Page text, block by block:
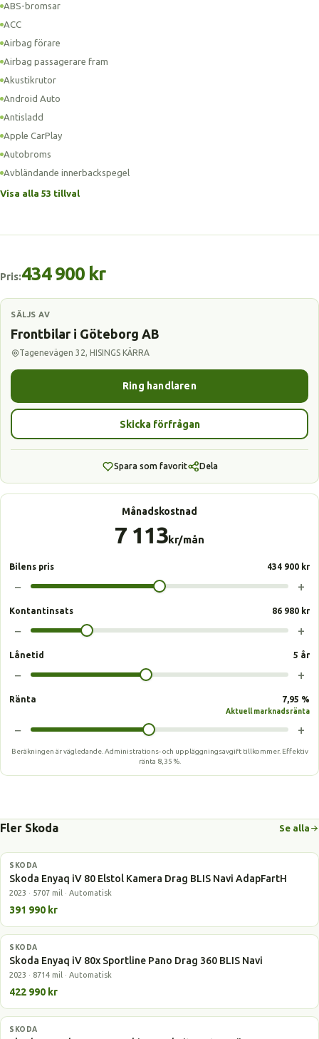
ABS-bromsar
ACC
Airbag förare
Airbag passagerare fram
Akustikrutor
Android Auto
Antisladd
Apple CarPlay
Autobroms
Avbländande innerbackspegel
Visa alla 53 tillval
Pris:434 900 kr
SÄLJS AV
Frontbilar i Göteborg AB
Tagenevägen 32, HISINGS KÄRRA
Ring handlaren
Skicka förfrågan
Spara som favorit Dela
Månadskostnad
7 113kr/mån
Bilens pris 434 900 kr
− +
Kontantinsats 86 980 kr
− +
Lånetid 5 år
− +
Ränta 7,95 %
Aktuell marknadsränta
− +
Beräkningen är vägledande. Administrations- och uppläggningsavgift tillkommer. Effektiv
ränta 8,35 %.
Fler Skoda Se alla
Elbil
SKODA
Skoda Enyaq iV 80 Elstol Kamera Drag BLIS Navi AdapFartH
2023 · 5707 mil · Automatisk
391 990 kr
Elbil
SKODA
Skoda Enyaq iV 80x Sportline Pano Drag 360 BLIS Navi
2023 · 8714 mil · Automatisk
422 990 kr
Laddhybrid
SKODA